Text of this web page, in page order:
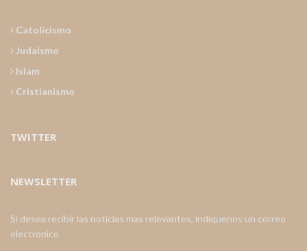
Catolicismo
Judaismo
Islam
Cristianismo
TWITTER
NEWSLETTER
Si desea recibir las noticias mas relevantes, indiquenos un correo
electronico